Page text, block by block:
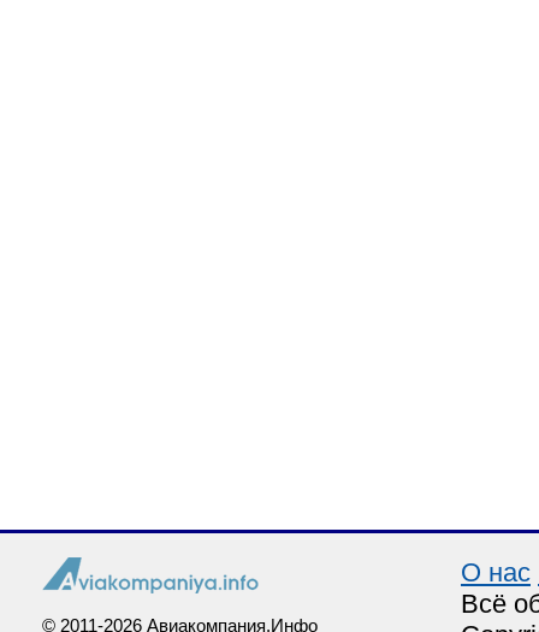
© 2011-2026 Авиакомпания.Инфо
О нас
Всё